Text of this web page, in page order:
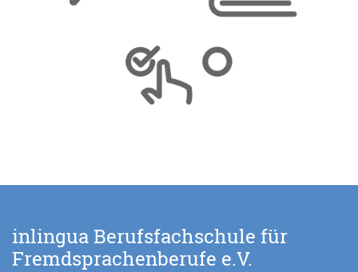
inlingua Berufsfachschule für
Fremdsprachenberufe e.V.